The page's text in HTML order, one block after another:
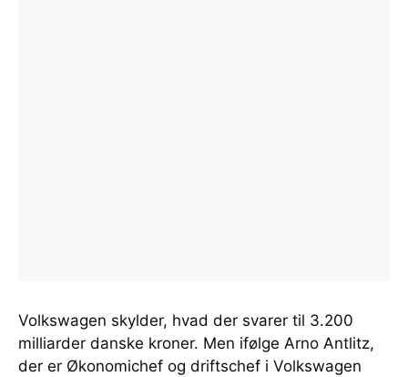
Volkswagen skylder, hvad der svarer til 3.200
milliarder danske kroner. Men ifølge Arno Antlitz,
der er Økonomichef og driftschef i Volkswagen